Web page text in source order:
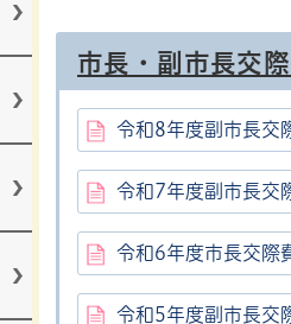
市長・副市長交
令和8年度副市長交
令和7年度副市長交
令和6年度市長交際
令和5年度副市長交